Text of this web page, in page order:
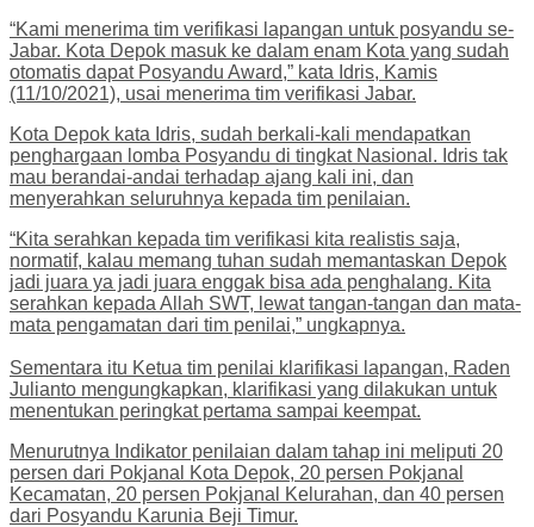
“Kami menerima tim verifikasi lapangan untuk posyandu se-
Jabar. Kota Depok masuk ke dalam enam Kota yang sudah
otomatis dapat Posyandu Award,” kata Idris, Kamis
(11/10/2021), usai menerima tim verifikasi Jabar.
Kota Depok kata Idris, sudah berkali-kali mendapatkan
penghargaan lomba Posyandu di tingkat Nasional. Idris tak
mau berandai-andai terhadap ajang kali ini, dan
menyerahkan seluruhnya kepada tim penilaian.
“Kita serahkan kepada tim verifikasi kita realistis saja,
normatif, kalau memang tuhan sudah memantaskan Depok
jadi juara ya jadi juara enggak bisa ada penghalang. Kita
serahkan kepada Allah SWT, lewat tangan-tangan dan mata-
mata pengamatan dari tim penilai,” ungkapnya.
Sementara itu Ketua tim penilai klarifikasi lapangan, Raden
Julianto mengungkapkan, klarifikasi yang dilakukan untuk
menentukan peringkat pertama sampai keempat.
Menurutnya Indikator penilaian dalam tahap ini meliputi 20
persen dari Pokjanal Kota Depok, 20 persen Pokjanal
Kecamatan, 20 persen Pokjanal Kelurahan, dan 40 persen
dari Posyandu Karunia Beji Timur.